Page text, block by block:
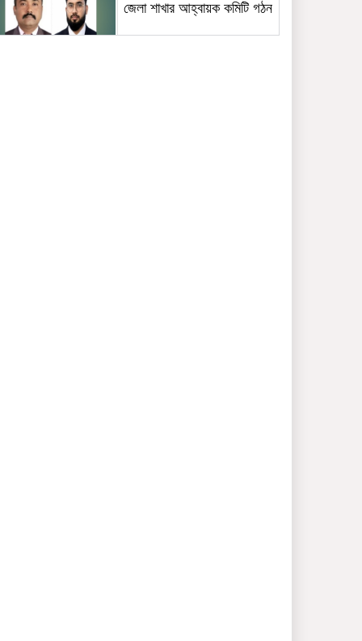
জেলা শাখার আহ্বায়ক কমিটি গঠন